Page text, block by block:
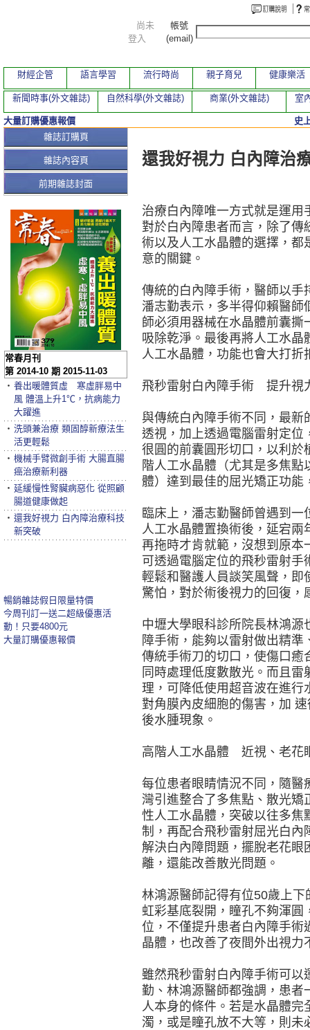
本期文章
還我好視力 白內障治
治療白內障唯一方式就是運
對於白內障患者而言，除了傳
術以及人工水晶體的選擇，都
意的關鍵。
傳統的白內障手術，醫師以手
潘志勤表示，多半得仰賴醫
師必須用器械在水晶體前囊
吸除乾淨。最後再將人工水
人工水晶體，功能也會大打
飛秒雷射白內障手術 提升視
與傳統白內障手術不同，最新
透視，加上透過電腦雷射定位
很圓的前囊圓形切口，以利於
階人工水晶體（尤其是多焦
體）達到最佳的屈光矯正功
臨床上，潘志勤醫師曾遇到
人工水晶體置換術後，延宕
再拖時才肯就範，沒想到原本
可透過電腦定位的飛秒雷射
輕鬆和醫護人員談笑風聲，即
驚怕，對於術後視力的回復，
中壢大學眼科診所院長林鴻
障手術，能夠以雷射做出精
傳統手術刀的切口，使傷口癒
同時處理低度數散光。而且
理，可降低使用超音波在進行
對角膜內皮細胞的傷害，加
後水腫現象。
高階人工水晶體 近視、老花
每位患者眼睛情況不同，隨醫
灣引進整合了多焦點、散光矯
性人工水晶體，突破以往多焦
制，再配合飛秒雷射屈光白內
解決白內障問題，擺脫老花眼
離，還能改善散光問題。
林鴻源醫師記得有位50歲上
虹彩基底裂開，瞳孔不夠渾圓
位，不僅提升患者白內障手
晶體，也改善了夜間外出視力
雖然飛秒雷射白內障手術可以
勤、林鴻源醫師都強調，患
人本身的條件。若是水晶體
濁，或是瞳孔放不大等，則未
雜誌訂購頁
雜誌內容頁
前期雜誌封面
常春月刊
第 2014-10 期 2015-11-03
‧ 養出暖體質虛 寒虛胖易中
風 體溫上升1℃，抗病能力
大躍進
‧ 洗頭兼治療 類固醇新療法生
活更輕鬆
‧ 機械手臂微創手術 大腸直腸
癌治療新利器
‧ 延緩慢性腎臟病惡化 從照顧
腸道健康做起
‧ 還我好視力 白內障治療科技
新突破
暢銷雜誌假日限量特價
今周刊訂一送二超級優惠活
動！只要4800元
大量訂購優惠報價
尚未
登入
帳號
(email)
財經企管 語言學習 流行時尚 親子育兒 健康樂活
新聞時事(外文雜誌) 自然科學(外文雜誌) 商業(外文雜誌) 室
大量訂購優惠報價 史